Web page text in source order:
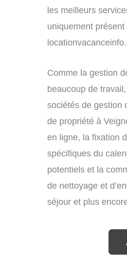
les meilleurs
uniquement présent
Comme la gestion
beaucoup de
sociétés de gestion
de propriété à
en ligne, la fixation
spécifiques du
potentiels et la
de nettoyage et
séjour et plus